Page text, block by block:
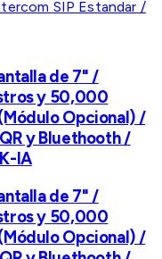
de 7" /
y 50,000
Opcional) /
y Bluethooth /
IA
de 7" /
y 50,000
Opcional) /